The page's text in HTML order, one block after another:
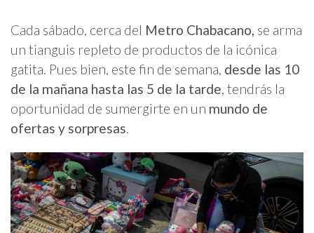
Cada sábado, cerca del Metro Chabacano, se arma
un tianguis repleto de productos de la icónica
gatita. Pues bien, este fin de semana, desde las 10
de la mañana hasta las 5 de la tarde, tendrás la
oportunidad de sumergirte en un mundo de
ofertas y sorpresas.